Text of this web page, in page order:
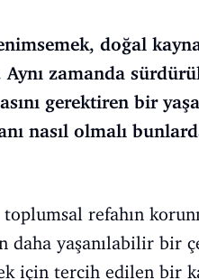
doğal
zamanda
gerektiren bir
nasıl olmalı
refahın
daha yaşanılabilir bir
için tercih edilen bir